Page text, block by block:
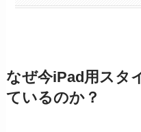
なぜ今iPad用スタ
ているのか？